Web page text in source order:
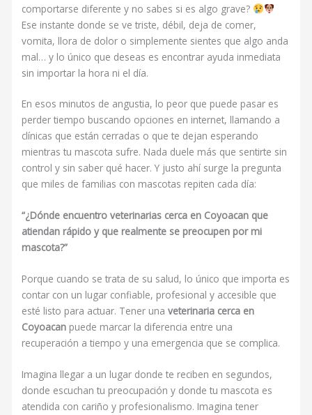
comportarse diferente y no sabes si es algo grave?
Ese instante donde se ve triste, débil, deja de comer,
vomita, llora de dolor o simplemente sientes que algo anda
mal… y lo único que deseas es encontrar ayuda inmediata
sin importar la hora ni el día.
En esos minutos de angustia, lo peor que puede pasar es
perder tiempo buscando opciones en internet, llamando a
clínicas que están cerradas o que te dejan esperando
mientras tu mascota sufre. Nada duele más que sentirte sin
control y sin saber qué hacer. Y justo ahí surge la pregunta
que miles de familias con mascotas repiten cada día:
“¿Dónde encuentro veterinarias cerca en Coyoacan que
atiendan rápido y que realmente se preocupen por mi
mascota?”
Porque cuando se trata de su salud, lo único que importa es
contar con un lugar confiable, profesional y accesible que
esté listo para actuar. Tener unaveterinaria cerca en
Coyoacan puede marcar la diferencia entre una
recuperación a tiempo y una emergencia que se complica.
Imagina llegar a un lugar donde te reciben en segundos,
donde escuchan tu preocupación y donde tu mascota es
atendida con cariño y profesionalismo. Imagina tener